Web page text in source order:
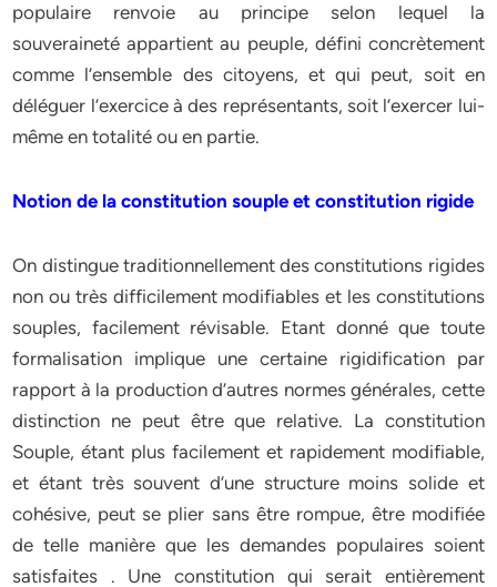
populaire renvoie au principe selon lequel la
souveraineté appartient au peuple, défini concrètement
comme l’ensemble des citoyens, et qui peut, soit en
déléguer l’exercice à des représentants, soit l’exercer lui-
même en totalité ou en partie.
Notion de la constitution souple et constitution rigide
On distingue traditionnellement des constitutions rigides
non ou très difficilement modifiables et les constitutions
souples, facilement révisable. Etant donné que toute
formalisation implique une certaine rigidification par
rapport à la production d’autres normes générales, cette
distinction ne peut être que relative. La constitution
Souple, étant plus facilement et rapidement modifiable,
et étant très souvent d’une structure moins solide et
cohésive, peut se plier sans être rompue, être modifiée
de telle manière que les demandes populaires soient
satisfaites . Une constitution qui serait entièrement